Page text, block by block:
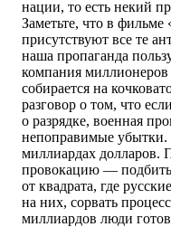
нации, то есть некий
Заметьте, что в
присутствуют все те
наша пропаганда
компания
собирается на
разговор о том, что
о разрядке, военная
непоправимые убытки.
миллиардах долларов.
провокацию — подбить
от квадрата, где
на них, сорвать
миллиардов люди